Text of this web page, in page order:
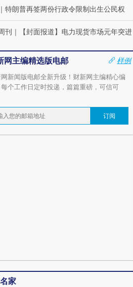
｜ 特朗普再签两份行政令限制出生公民权
刊 ｜ 【封面报道】电力现货市场元年突进
网主编精选版电邮
样例
新闻版电邮全新升级！财新网主编精心编
个工作日定时投递，篇篇重磅，可信可
订阅
家